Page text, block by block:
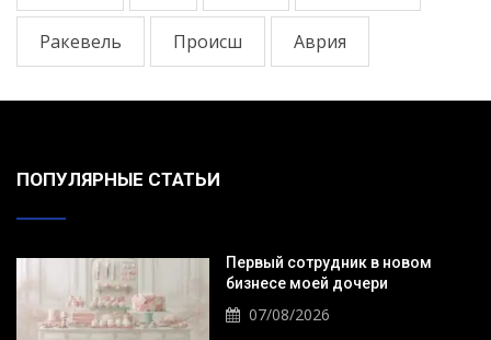
Ракевель Происш Аврия
ПОПУЛЯРНЫЕ СТАТЬИ
Первый сотрудник в новом
бизнесе моей дочери
07/08/2026